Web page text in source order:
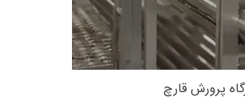
پرورش قارچ